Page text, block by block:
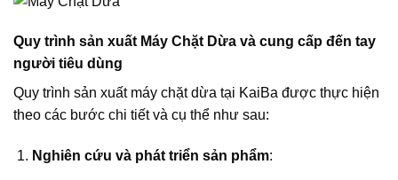
Quy trình sản xuất Máy Chặt Dừa và cung cấp đến tay
người tiêu dùng
Quy trình sản xuất máy chặt dừa tại KaiBa được thực hiện
theo các bước chi tiết và cụ thể như sau:
Nghiên cứu và phát triển sản phẩm: